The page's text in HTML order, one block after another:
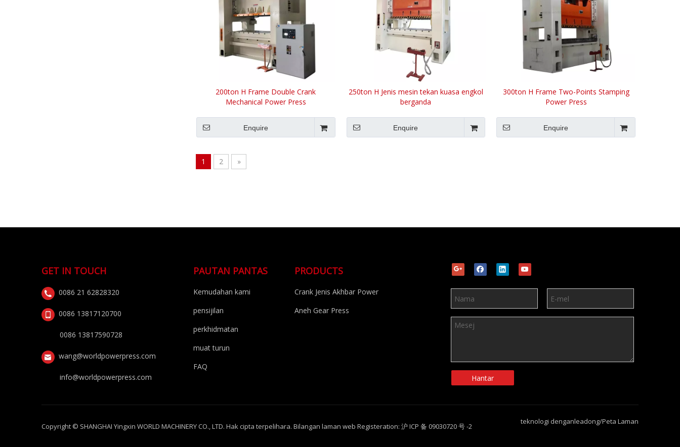
200ton H Frame Double Crank
Mechanical Power Press
Enquire
250ton H Jenis mesin tekan kuasa engkol
berganda
Enquire
300ton H Frame Two-Points Stamping
Power Press
Enquire
1 2 »
GET IN TOUCH
0086 21 62828320
0086 13817120700
0086 13817590728
wang@worldpowerpress.com
info@worldpowerpress.com
PAUTAN PANTAS
Kemudahan kami
pensijilan
perkhidmatan
muat turun
FAQ
PRODUCTS
Crank Jenis Akhbar Power
Aneh Gear Press
Hantar
Copyright © SHANGHAI Yingxin WORLD MACHINERY CO., LTD. Hak cipta terpelihara. Bilangan laman web Registeration: 沪 ICP 备 09030720 号 -2
teknologi denganleadong/Peta Laman